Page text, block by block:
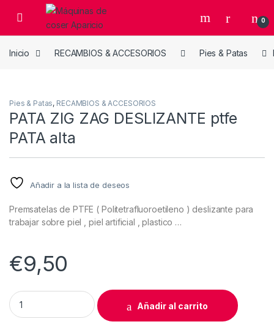
Skip to navigation
Skip to content
Open 0
Inicio RECAMBIOS & ACCESORIOS Pies & Patas
Pies & Patas, RECAMBIOS & ACCESORIOS
PATA ZIG ZAG DESLIZANTE ptfe
PATA alta
Añadir a la lista de deseos
Premsatelas de PTFE ( Politetrafluoroetileno ) deslizante para
trabajar sobre piel , piel artificial , plastico …
€9,50
PATA ZIG ZAG DESLIZANTE ptfe PATA alta quantity
Añadir al carrito